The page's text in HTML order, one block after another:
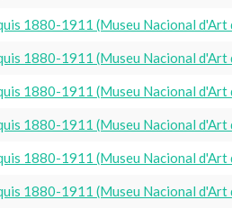
1880-1911 (Museu Nacional
1880-1911 (Museu Nacional
1880-1911 (Museu Nacional
1880-1911 (Museu Nacional
1880-1911 (Museu Nacional
1880-1911 (Museu Nacional